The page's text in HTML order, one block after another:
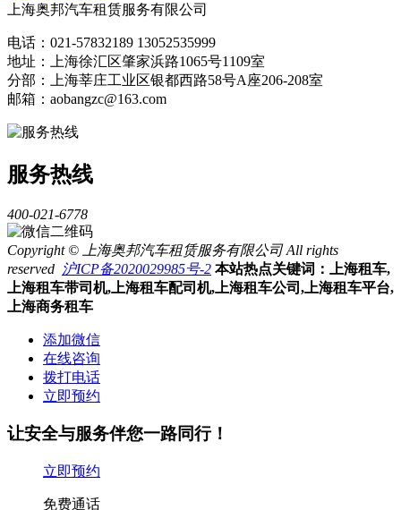
上海奥邦汽车租赁服务有限公司
电话：021-57832189 13052535999
地址：上海徐汇区肇家浜路1065号1109室
分部：上海莘庄工业区银都西路58号A座206-208室
邮箱：aobangzc@163.com
服务热线
400-021-6778
Copyright © 上海奥邦汽车租赁服务有限公司 All rights
reserved 沪ICP备2020029985号-2 本站热点关键词：上海租车,
上海租车带司机,上海租车配司机,上海租车公司,上海租车平台,
上海商务租车
添加微信
在线咨询
拨打电话
立即预约
让安全与服务伴您一路同行！
立即预约
免费通话